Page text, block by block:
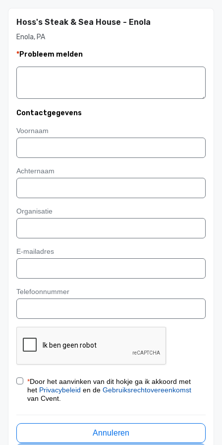
Hoss's Steak & Sea House - Enola
Enola, PA
*Probleem melden
Contactgegevens
Voornaam
Achternaam
Organisatie
E-mailadres
Telefoonnummer
*Door het aanvinken van dit hokje ga ik akkoord met
het Privacybeleid en de Gebruiksrechtovereenkomst
van Cvent.
Annuleren